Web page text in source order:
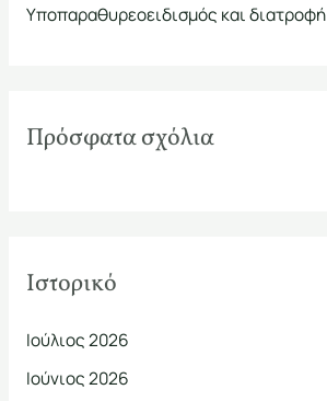
ι
Υποπαραθυρεοειδισμός και διατροφή
Πρόσφατα σχόλια
Ιστορικό
Ιούλιος 2026
Ιούνιος 2026